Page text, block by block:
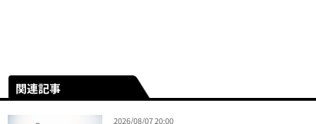
関連記事
2026/08/07 20:00